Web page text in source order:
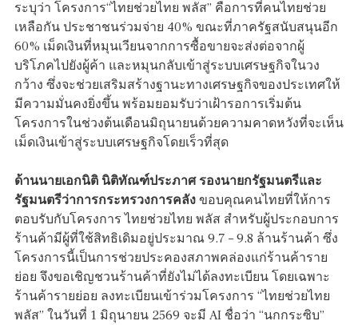
ระบุว่า โครงการ“ไทยช่วยไทย พลัส” คือการที่คนไทยช่วย
เหลือกัน ประชาชนร่วมจ่าย 40% ขณะที่ภาครัฐสนับสนุนอีก
60% เม็ดเงินที่หมุนเวียนจากการซื้อขายจะส่งต่อจากผู้
บริโภคไปยังผู้ค้า และหมุนกลับเข้าสู่ระบบเศรษฐกิจในวง
กว้าง ซึ่งจะช่วยเสริมสร้างฐานะทางเศรษฐกิจของประเทศให้
มีความมั่นคงยิ่งขึ้น พร้อมยอมรับว่าเฝ้ารอการเริ่มต้น
โครงการในช่วงต้นเดือนมิถุนายนด้วยความคาดหวังที่จะเห็น
เม็ดเงินเข้าสู่ระบบเศรษฐกิจโดยเร็วที่สุด
ด้านนายเอกนิติ นิติทัณฑ์ประภาศ รองนายกรัฐมนตรีและ
รัฐมนตรีว่าการกระทรวงการคลัง ขอบคุณคนไทยที่ให้การ
ตอบรับกับโครงการ ไทยช่วยไทย พลัส สำหรับผู้ประกอบการ
ร้านค้ามีผู้ที่ใช้สิทธิเดิมอยู่ประมาณ 9.7 – 9.8 ล้านร้านค้า ซึ่ง
โครงการนี้เป็นการช่วยประคองสภาพคล่องแก่ร้านค้าราย
ย่อย จึงขอเชิญชวนร้านค้าที่ยังไม่ได้ลงทะเบียน โดยเฉพาะ
ร้านค้ารายย่อย ลงทะเบียนเข้าร่วมโครงการ “ไทยช่วยไทย
พลัส” ในวันที่ 1 มิถุนายน 2569 จะมี AI ชื่อว่า “นกกระซิบ”